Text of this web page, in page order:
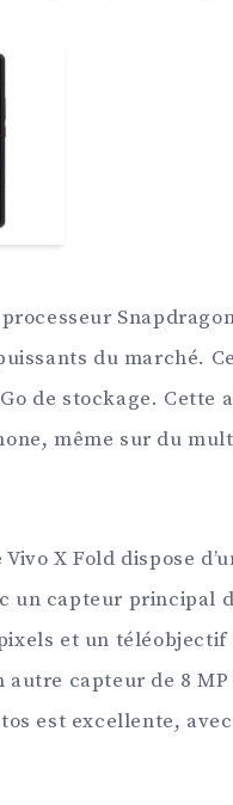
du marché.
de stockage. Cette
même sur du
X Fold dispose
un capteur principal
et un téléobjectif
capteur de 8
est excellente,